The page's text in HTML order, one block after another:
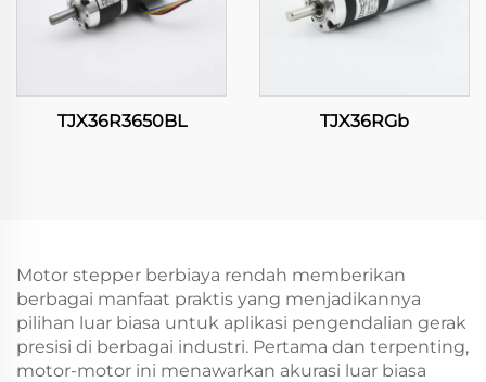
TJX36R3650BL TJX36RGb
Motor stepper berbiaya rendah memberikan
berbagai manfaat praktis yang menjadikannya
pilihan luar biasa untuk aplikasi pengendalian gerak
presisi di berbagai industri. Pertama dan terpenting,
motor-motor ini menawarkan akurasi luar biasa